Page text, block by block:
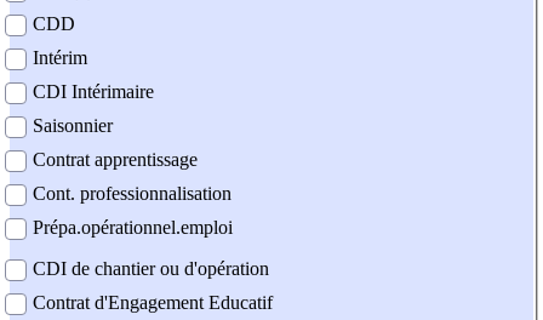
CDD
Intérim
CDI Intérimaire
Saisonnier
Contrat apprentissage
Cont. professionnalisation
Prépa.opérationnel.emploi
CDI de chantier ou d'opération
Contrat d'Engagement Educatif